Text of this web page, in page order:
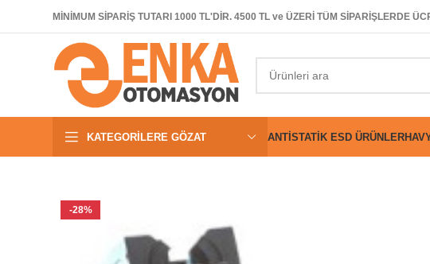
MİNİMUM SİPARİŞ TUTARI 1000 TL'DİR. 4500 TL ve ÜZERİ TÜM SİPARİŞLERDE
KATEGORILERE GÖZAT ANTISTATIK ESD ÜRÜNLER
-28%